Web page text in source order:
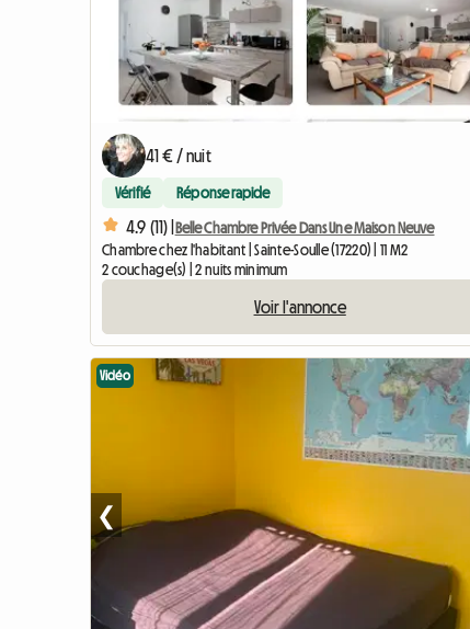
41 € / nuit
Vérifié Réponse rapide
4.9 (11) |
Belle Chambre Privée Dans Une Maison Neuve
Chambre chez l'habitant | Sainte-Soulle (17220) | 11 M2
2 couchage(s) | 2 nuits minimum
Voir l'annonce
Vidéo
❮